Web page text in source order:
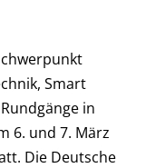
Smart
in
6. und 7. März
Die Deutsche